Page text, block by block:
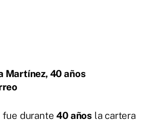
Martínez, 40 años
fue durante40 añosla cartera